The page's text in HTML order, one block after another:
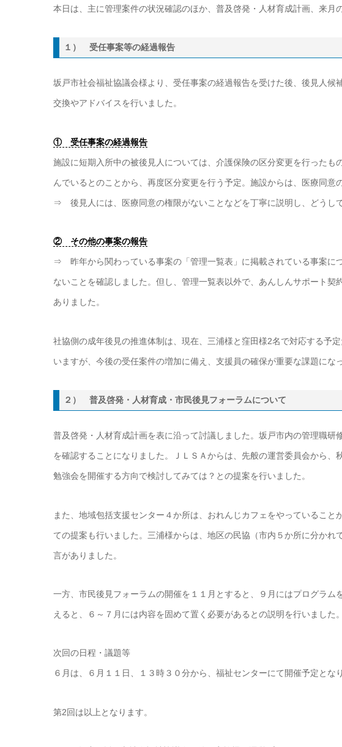
本日は、主に管理案件の状況確認のほか、普及啓発・人材育成計画、来月
１） 受任事案等の経過報告
坂戸市社会福祉協議会様より、受任事案の経過報告を受けた後、後見人
交換やアドバイスを行いました。
① 受任事案の経過報告
施設に短期入所中の被後見人については、介護保険の区分変更を行った
んでいるとのことから、再度区分変更を行う予定。施設からは、医療同意
⇒ 後見人には、医療同意の権限がないことなどを丁寧に説明し、どうし
② その他の事案の報告
⇒ 昨年から関わっている事案の「管理一覧表」に掲載されている事案に
ないことを確認しました。但し、管理一覧表以外で、あんしんサポート
ありました。
社協側の成年後見の推進体制は、現在、三浦様と窪田様2名で対応する予
いますが、今後の受任案件の増加に備え、支援員の確保が重要な課題にな
２） 普及啓発・人材育成・市民後見フォーラムについて
普及啓発・人材育成計画を表に沿って討議しました。坂戸市内の管理職研
を確認することになりました。ＪＬＳＡからは、先般の運営委員会から
勉強会を開催する方向で検討してみては？との提案を行いました。
また、地域包括支援センター４か所は、おれんじカフェをやっているこ
ての提案も行いました。三浦様からは、地区の民協（市内５か所に分か
言がありました。
一方、市民後見フォーラムの開催を１１月とすると、９月にはプログラ
えると、６～７月には内容を固めて置く必要があるとの説明を行いました。
次回の日程・議題等
６月は、６月１１日、１３時３０分から、福祉センターにて開催予定とな
第2回は以上となります。